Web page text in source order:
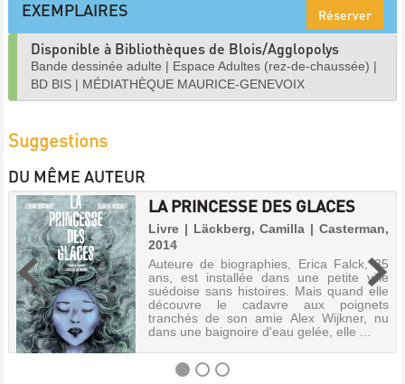
EXEMPLAIRES Réserver
Disponible à Bibliothèques de Blois/Agglopolys
Bande dessinée adulte | Espace Adultes (rez-de-chaussée) |
BD BIS | MÉDIATHÈQUE MAURICE-GENEVOIX
Suggestions
DU MÊME AUTEUR
LA PRINCESSE DES GLACES
Livre | Läckberg, Camilla | Casterman,
2014
Auteure de biographies, Erica Falck, 35
ans, est installée dans une petite ville
suédoise sans histoires. Mais quand elle
découvre le cadavre aux poignets
tranchés de son amie Alex Wijkner, nu
dans une baignoire d'eau gelée, elle ...